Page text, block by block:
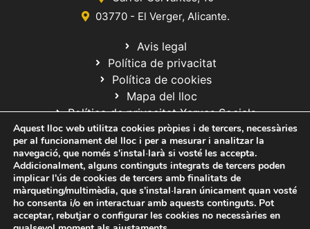
03770 - El Verger, Alicante.
Avis legal
Política de privacitat
Política de cookies
Mapa del lloc
Política de privacitat Xarxes Socials
© 2020 Web desarrollada por el Servicio de Informática de Diputación
de Alicante
Aquest lloc web utilitza cookies pròpies i de tercers, necessàries
per al funcionament del lloc i per a mesurar i analitzar la
navegació, que només s'instal·larà si vosté les accepta.
Addicionalment, alguns continguts integrats de tercers poden
implicar l'ús de cookies de tercers amb finalitats de
màrqueting/multimèdia, que s'instal·laran únicament quan vosté
ho consenta i/o en interactuar amb aquests continguts. Pot
acceptar, rebutjar o configurar les cookies no necessàries en